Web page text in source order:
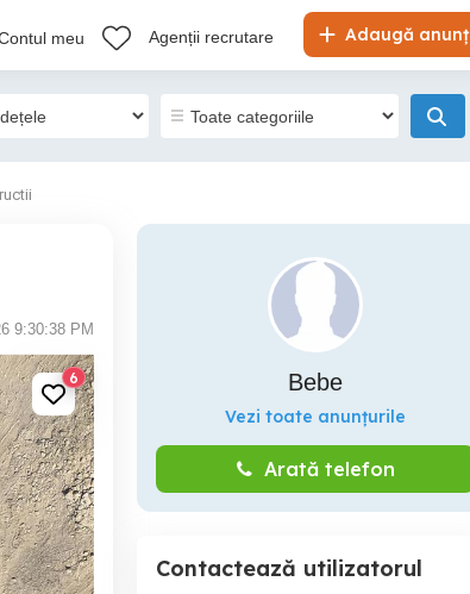
Adaugă anunț
meu Agenții recrutare
9:30:38 PM
6 Bebe
Vezi toate anunțurile
Arată telefon
Contactează utilizatorul